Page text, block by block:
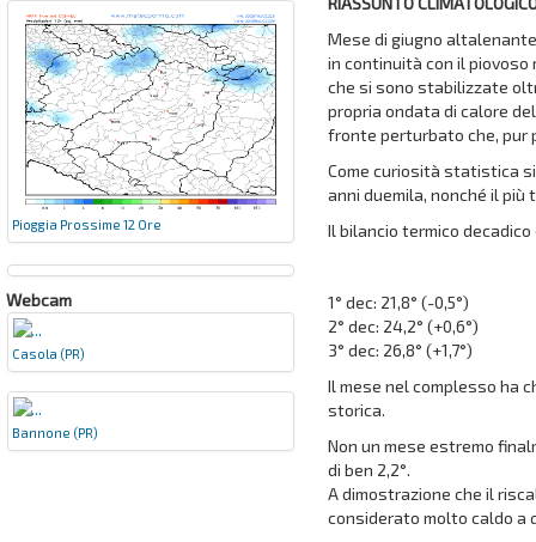
Pioggia Prossime 12 Ore
Webcam
Casola (PR)
Bannone (PR)
Mese di giugno
in continuità con il
che si sono stabilizzate
propria ondata di calore
fronte perturbato che, pur
Come curiosità statistica
anni duemila, nonché il
Il bilancio termico
1° dec: 21,8° (-0,5°)
2° dec: 24,2° (+0,6°)
3° dec: 26,8° (+1,7°)
Il mese nel complesso ha
storica.
Non un mese estremo
di ben 2,2°.
A dimostrazione che il
considerato molto caldo a